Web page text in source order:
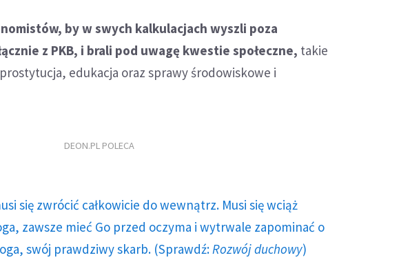
by w swych kalkulacjach wyszli poza
z PKB, i brali pod uwagę kwestie społeczne, takie
edukacja oraz sprawy środowiskowe i
DEON.PL POLECA
się zwrócić całkowicie do wewnątrz. Musi się wciąż
zawsze mieć Go przed oczyma i wytrwale zapominać o
swój prawdziwy skarb. (Sprawdź: Rozwój duchowy)